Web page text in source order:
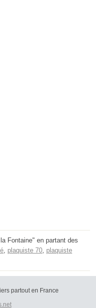
Fontaine" en partant des
, plaquiste 70, plaquiste
partout en France